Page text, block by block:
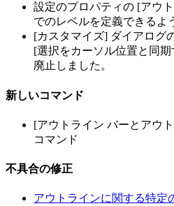
設定のプロパティの [アウ
でのレベルを定義できるよ
[カスタマイズ] ダイアログ
[選択をカーソル位置と同
廃止しました。
新しいコマンド
[アウトライン バーとアウ
コマンド
不具合の修正
アウトラインに関する特定